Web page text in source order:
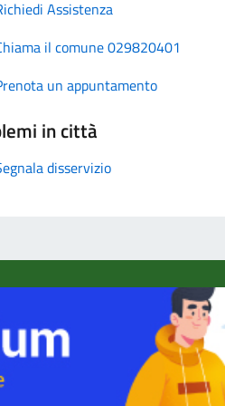
Assistenza
il comune 029820401
un appuntamento
in città
disservizio